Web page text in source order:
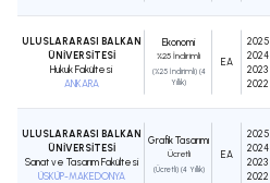
ULUSLARARASI BALKAN
ÜNİVERSİTESİ
Hukuk Fakültesi
ANKARA
Ekonomi
%25 İndirimli
(%25 İndirimli) (4
Yıllık)
EA
2025
2024
2023
2022
ULUSLARARASI BALKAN
ÜNİVERSİTESİ
Sanat ve Tasarım Fakültesi
ÜSKÜP-MAKEDONYA
Grafik Tasarımı
Ücretli
(Ücretli) (4 Yıllık)
EA
2025
2024
2023
2022